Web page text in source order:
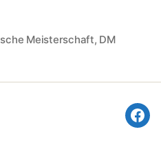
Meisterschaft, DM